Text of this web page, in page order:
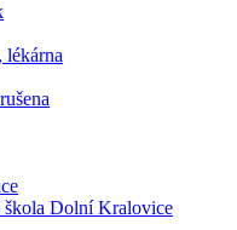
lékárna
škola Dolní Kralovice